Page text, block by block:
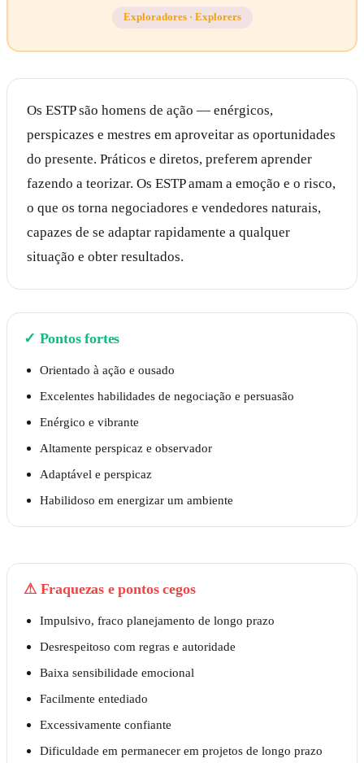
Exploradores· Explorers
Os ESTP são homens de ação — enérgicos,
perspicazes e mestres em aproveitar as oportunidades
do presente. Práticos e diretos, preferem aprender
fazendo a teorizar. Os ESTP amam a emoção e o risco,
o que os torna negociadores e vendedores naturais,
capazes de se adaptar rapidamente a qualquer
situação e obter resultados.
✓ Pontos fortes
Orientado à ação e ousado
Excelentes habilidades de negociação e persuasão
Enérgico e vibrante
Altamente perspicaz e observador
Adaptável e perspicaz
Habilidoso em energizar um ambiente
⚠ Fraquezas e pontos cegos
Impulsivo, fraco planejamento de longo prazo
Desrespeitoso com regras e autoridade
Baixa sensibilidade emocional
Facilmente entediado
Excessivamente confiante
Dificuldade em permanecer em projetos de longo prazo